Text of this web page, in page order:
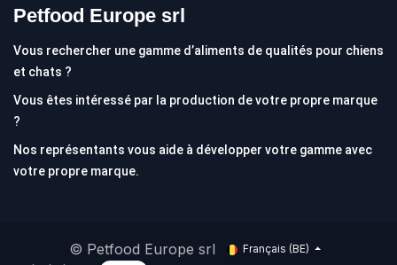
Petfood Europe srl
Vous rechercher une gamme d’aliments de qualités pour chiens
et chats ?
Vous êtes intéressé par la production de votre propre marque
?
Nos représentants vous aide à développer votre gamme avec
votre propre marque.
© Petfood Europe srl Français (BE)